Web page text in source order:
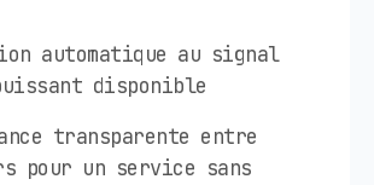
automatique au signal
disponible
transparente entre
pour un service sans